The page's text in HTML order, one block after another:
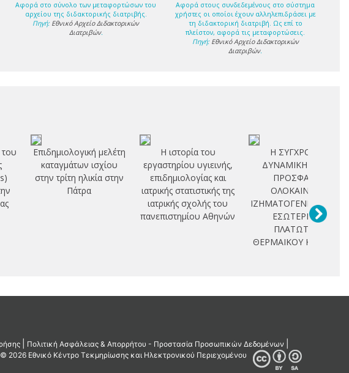
Αφορά στο σύνολο των μεταφορτώσων του
αρχείου της διδακτορικής διατριβής.
Πηγή: Εθνικό Αρχείο Διδακτορικών
Διατριβών.
Αφορά στους συνδεδεμένους στο σύστημα
χρήστες οι οποίοι έχουν αλληλεπιδράσει με
τη διδακτορική διατριβή. Ως επί το
πλείστον, αφορά τις μεταφορτώσεις.
Πηγή: Εθνικό Αρχείο Διδακτορικών
Διατριβών.
του
Επιδημιολογική μελέτη
καταγμάτων ισχίου
στην τρίτη ηλικία στην
Πάτρα
Η ιστορία του
εργαστηρίου υγιεινής,
επιδημιολογίας και
ιατρικής στατιστικής της
ιατρικής σχολής του
πανεπιστημίου Αθηνών
Η ΣΥΓΧΡΟΝΗ
ΔΥΝΑΜΙΚΗ ΚΑΙ Η
ΠΡΟΣΦΑΤΗ
ΟΛΟΚΑΙΝΙΚΗ
ΙΖΗΜΑΤΟΓΕΝΕΣΗ ΣΤΟ
ΕΣΩΤΕΡΙΚΟ
ΠΛΑΤΩΤΟΥ
ΘΕΡΜΑΙΚΟΥ ΚΟΛΠΟΥ